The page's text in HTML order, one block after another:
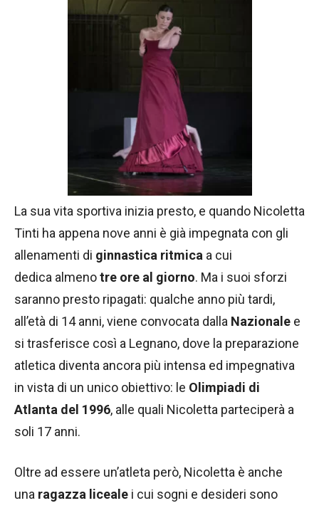
La sua vita sportiva inizia presto, e quando Nicoletta
Tinti ha appena nove anni è già impegnata con gli
allenamenti di ginnastica ritmica a cui
dedica almenotre ore al giorno. Ma i suoi sforzi
saranno presto ripagati: qualche anno più tardi,
all’età di 14 anni, viene convocata dalla Nazionale e
si trasferisce così a Legnano, dove la preparazione
atletica diventa ancora più intensa ed impegnativa
in vista di un unico obiettivo: le Olimpiadi di
Atlanta del 1996, alle quali Nicoletta parteciperà a
soli 17 anni.
Oltre ad essere un’atleta però, Nicoletta è anche
una ragazza liceale i cui sogni e desideri sono